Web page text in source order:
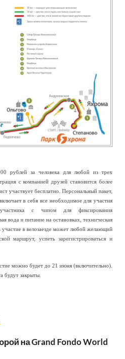
рублей за человека для любой из трех
с компанией друзей становится более
участвует бесплатно. Персональный пакет,
в себя все необходимое для участия
с чипом для фиксирования
вода и питание на остановках, техническая
в велозаезде может любой желающий
маршрут, успеть зарегистрироваться и
можно будет до 21 июня (включительно).
будут закрыты.
на Grand Fondo World